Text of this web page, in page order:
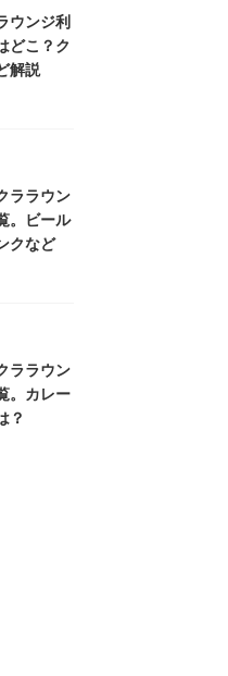
ウンジ利
どこ？ク
解説
ララウン
。ビール
クなど
ララウン
。カレー
？